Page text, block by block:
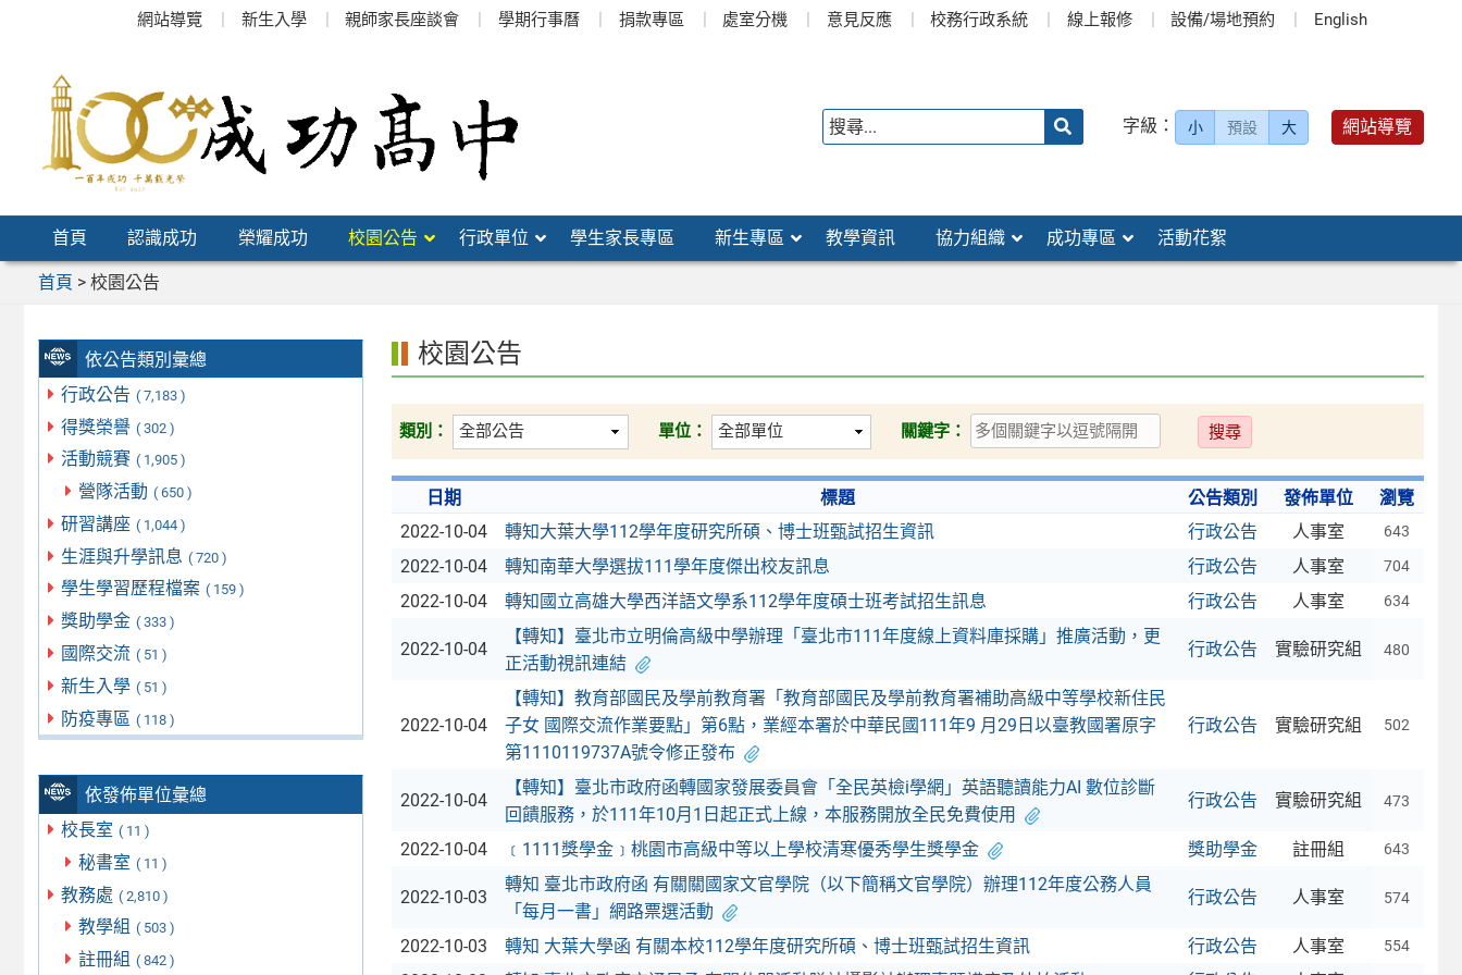
網站導覽 新生入學 親師家長座談會 學期行事曆 捐款專區 處室分機 意見反應 校務行政系統 線上報修 設備/場地預約 English
字級： 小 預設 大 網站導覽
首頁 認識成功 榮耀成功 校園公告 行政單位 學生家長專區 新生專區 教學資訊 協力組織 成功專區 活動花絮
首頁 > 校園公告
依公告類別彙總
行政公告 ( 7,183 )
得獎榮譽 ( 302 )
活動競賽 ( 1,905 )
營隊活動 ( 650 )
研習講座 ( 1,044 )
生涯與升學訊息 ( 720 )
學生學習歷程檔案 ( 159 )
獎助學金 ( 333 )
國際交流 ( 51 )
新生入學 ( 51 )
防疫專區 ( 118 )
依發佈單位彙總
校長室 ( 11 )
秘書室 ( 11 )
教務處 ( 2,810 )
教學組 ( 503 )
註冊組 ( 842 )
校園公告
類別： 單位： 關鍵字：
送
出
日期 標題 公告類別 發佈單位
瀏覽
2022-10-04
轉知大葉大學112學年度研究所碩、博士班甄試招生資訊 行政公告 人事室 643
2022-10-04 轉知南華大學選拔111學年度傑出校友訊息 行政公告 人事室 704
2022-10-04 轉知國立高雄大學西洋語文學系112學年度碩士班考試招生訊息 行政公告 人事室 634
2022-10-04
【轉知】臺北市立明倫高級中學辦理「臺北市111年度線上資料庫採購」推廣活動，更
正活動視訊連結
行政公告 實驗研究組 480
2022-10-04
【轉知】教育部國民及學前教育署「教育部國民及學前教育署補助高級中等學校新住民
子女 國際交流作業要點」第6點，業經本署於中華民國111年9 月29日以臺教國署原字
第1110119737A號令修正發布
行政公告 實驗研究組 502
2022-10-04
【轉知】臺北市政府函轉國家發展委員會「全民英檢i學網」英語聽讀能力AI 數位診斷
回饋服務，於111年10月1日起正式上線，本服務開放全民免費使用
行政公告 實驗研究組 473
2022-10-04 ﹝1111獎學金﹞桃園市高級中等以上學校清寒優秀學生獎學金 獎助學金 註冊組 643
2022-10-03
轉知 臺北市政府函 有關關國家文官學院（以下簡稱文官學院）辦理112年度公務人員
「每月一書」網路票選活動
行政公告 人事室 574
2022-10-03 轉知 大葉大學函 有關本校112學年度研究所碩、博士班甄試招生資訊 行政公告 人事室 554